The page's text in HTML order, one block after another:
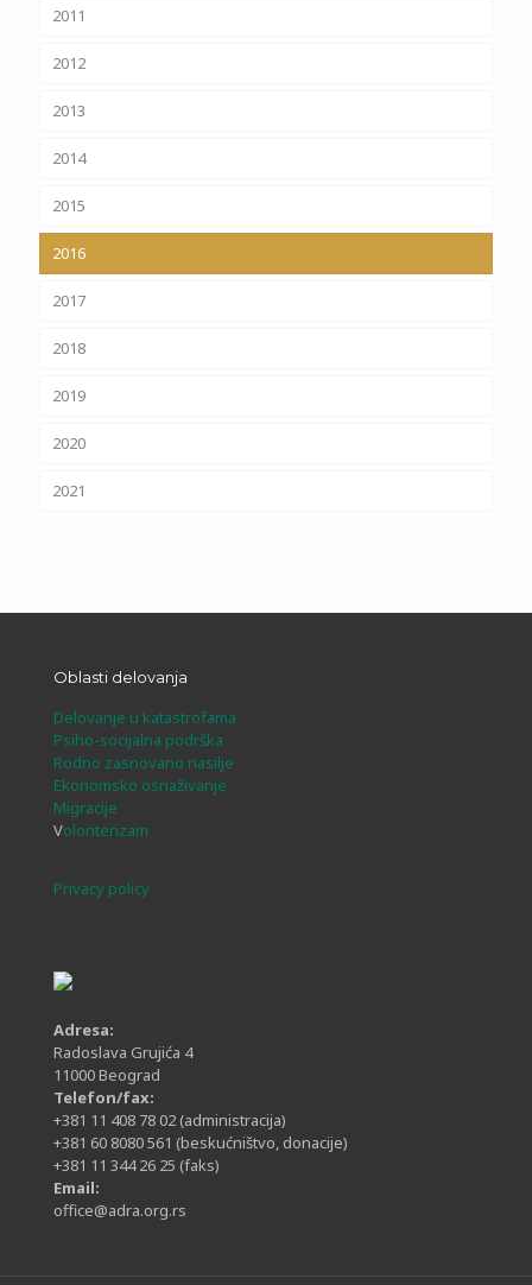
2011
2012
2013
2014
2015
2016
2017
2018
2019
2020
2021
Oblasti delovanja
Delovanje u katastrofama
Psiho-socijalna podrška
Rodno zasnovano nasilje
Ekonomsko osnaživanje
Migracije
Volonterizam
Privacy policy
Adresa:
Radoslava Grujića 4
11000 Beograd
Telefon/fax:
+381 11 408 78 02 (administracija)
+381 60 8080 561 (beskućništvo, donacije)
+381 11 344 26 25 (faks)
Email:
office@adra.org.rs